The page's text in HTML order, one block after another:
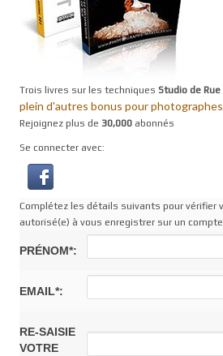
Trois livres sur les techniques Studio de Rue
plein d'autres bonus pour
Rejoignez plus de 30,000 abonnés
Se connecter avec:
Complétez les détails suivants pour vérifier
autorisé(e) à vous enregistrer sur un
PRÉNOM*:
EMAIL*:
RE-SAISIE
VOTRE